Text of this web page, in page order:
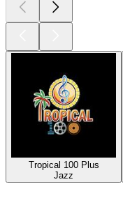
Tropical 100 Plus
Jazz